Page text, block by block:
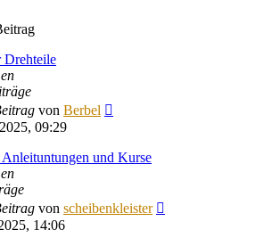
Drehteile
von Berbel
09:29
und Kurse
von scheibenkleister
14:06